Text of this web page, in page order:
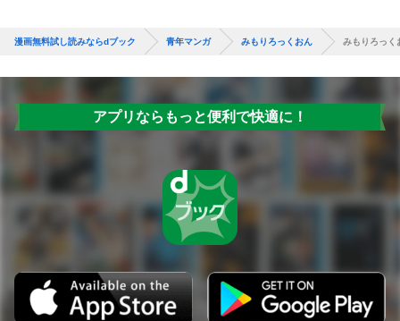
漫画無料試し読みならdブック 青年マンガ みもりろっくおん みもりろっ
アプリならもっと便利で快適に！